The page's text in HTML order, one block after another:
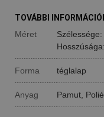
TOVÁBBI
Méret
Szélessége:
Forma téglalap
Anyag Pamut,